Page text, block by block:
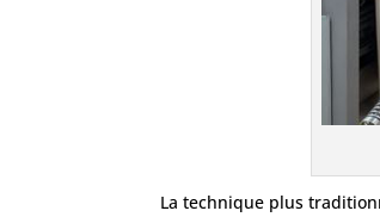
La technique plus